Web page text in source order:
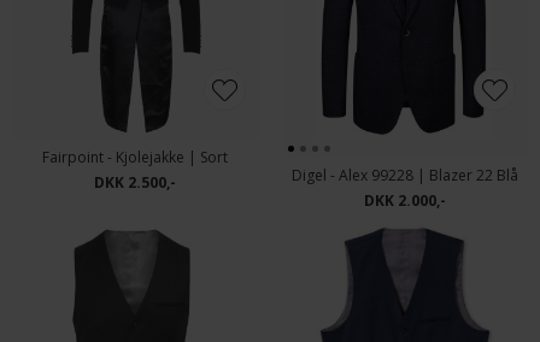
Fairpoint - Kjolejakke | Sort
DKK 2.500,-
Digel - Alex 99228 | Blazer 22 Blå
DKK 2.000,-